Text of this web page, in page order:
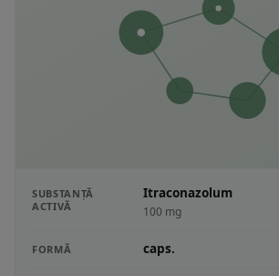
SUBSTANȚĂ
ACTIVĂ
Itraconazolum
100 mg
FORMĂ caps.